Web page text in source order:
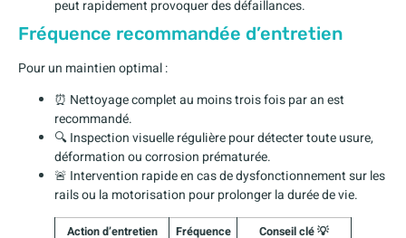
peut rapidement provoquer des défaillances.
Fréquence recommandée d’entretien
Pour un maintien optimal :
⏰ Nettoyage complet au moins trois fois par an est
recommandé.
🔍 Inspection visuelle régulière pour détecter toute usure,
déformation ou corrosion prématurée.
🚨 Intervention rapide en cas de dysfonctionnement sur les
rails ou la motorisation pour prolonger la durée de vie.
Action d’entretien
Fréquence
Conseil clé 💡